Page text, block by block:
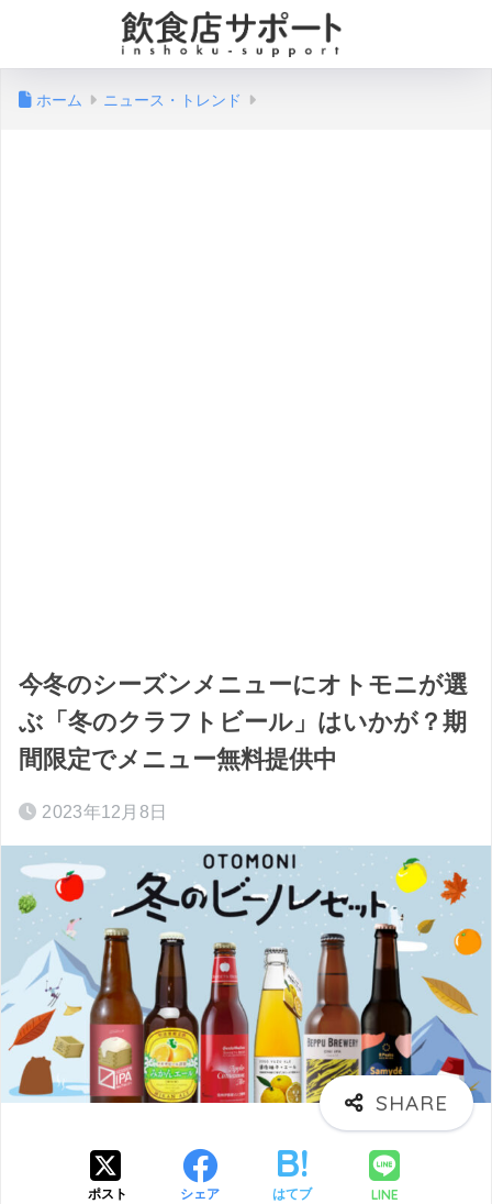
ホーム ニュース・トレンド
今冬のシーズンメニューにオトモニが選
ぶ「冬のクラフトビール」はいかが？期
間限定でメニュー無料提供中
2023年12月8日
ポスト シェア はてブ LINE